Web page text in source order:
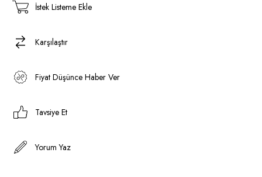
İstek Listeme Ekle
Karşılaştır
Fiyat Düşünce Haber Ver
Tavsiye Et
Yorum Yaz